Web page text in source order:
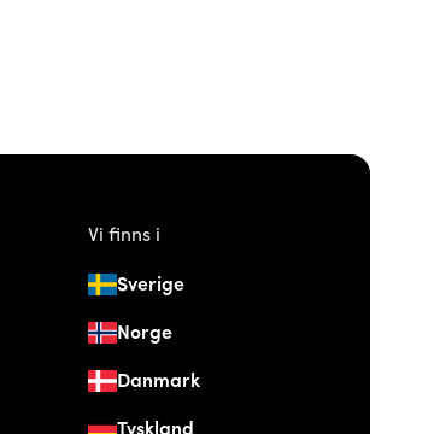
Vi finns i
Sverige
Norge
Danmark